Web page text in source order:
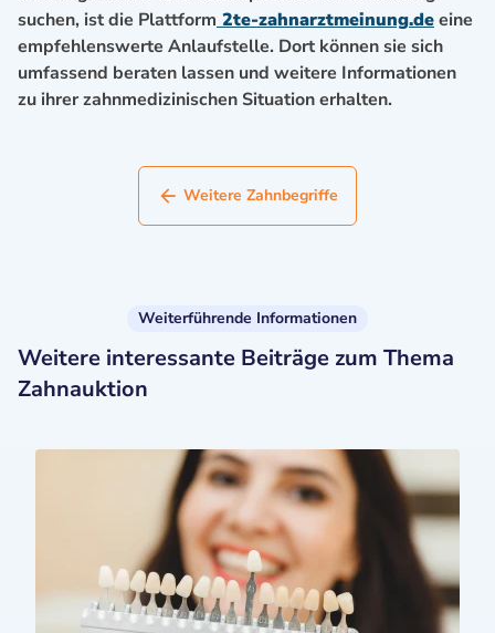
suchen, ist die Plattform 2te-zahnarztmeinung.deeine
empfehlenswerte Anlaufstelle. Dort können sie sich
umfassend beraten lassen und weitere Informationen
zu ihrer zahnmedizinischen Situation erhalten.
Weitere Zahnbegriffe
Weiterführende Informationen
Weitere interessante Beiträge zum Thema
Zahnauktion